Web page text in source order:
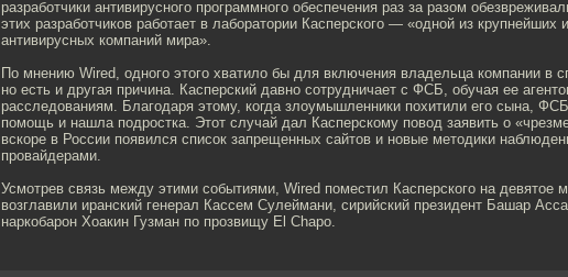
разработчики антивирусного программного обеспечения раз за разом
этих разработчиков работает в лаборатории Касперского — «одной из крупнейших
антивирусных компаний мира».
По мнению Wired, одного этого хватило бы для включения владельца компании в
но есть и другая причина. Касперский давно сотрудничает с ФСБ, обучая ее
расследованиям. Благодаря этому, когда злоумышленники похитили его сына,
помощь и нашла подростка. Этот случай дал Касперскому повод заявить о
вскоре в России появился список запрещенных сайтов и новые методики
провайдерами.
Усмотрев связь между этими событиями, Wired поместил Касперского на девятое
возглавили иранский генерал Кассем Сулеймани, сирийский президент Башар
наркобарон Хоакин Гузман по прозвищу El Chapo.